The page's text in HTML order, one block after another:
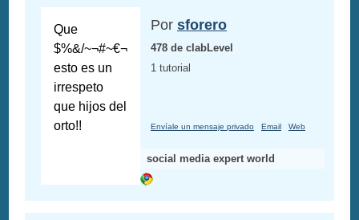
Que
$%&/~¬#~€¬
esto es un
irrespeto
que hijos del
orto!!
Por sforero
478 de clabLevel
1 tutorial
Envíale un mensaje privado Email Web
social media expert world